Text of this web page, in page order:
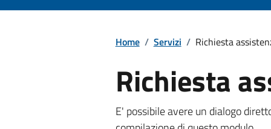
Home / Servizi / Richiesta
Richiesta
E' possibile avere un dialogo